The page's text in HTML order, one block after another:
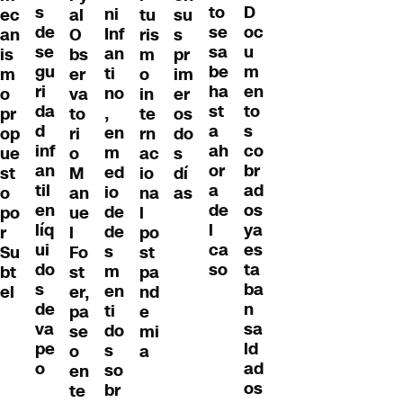
ec
an
is
m
o
pr
op
ue
st
o
po
r
Su
bt
el
s
de
se
gu
ri
da
d
inf
an
til
en
líq
ui
do
s
de
va
pe
o
al
O
bs
er
va
to
ri
o
M
an
ue
l
Fo
st
er,
pa
se
o
en
te
ni
Inf
an
ti
no
,
en
m
ed
io
de
de
s
m
en
ti
do
s
so
br
tu
ris
m
o
in
te
rn
ac
io
na
l
po
st
pa
nd
e
mi
a
su
s
pr
im
er
os
do
s
dí
as
to
se
sa
be
ha
st
a
ah
or
a
de
l
ca
so
D
oc
u
m
en
to
s
co
br
ad
os
ya
es
ta
ba
n
sa
ld
ad
os